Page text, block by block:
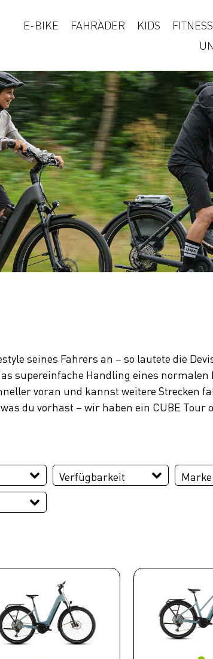
E-BIKE FAHRÄDER KIDS FITNESS
seines Fahrers an – so lautete die
supereinfache Handling eines
voran und kannst weitere Strecken
du vorhast – wir haben ein CUBE
Verfügbarkeit Marke